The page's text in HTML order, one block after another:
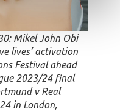
Mikel John Obi
lives’ activation
Festival ahead
2023/24 final
v Real
in London,